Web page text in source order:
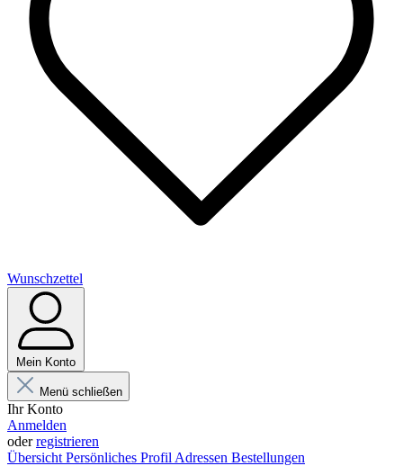
Wunschzettel
Mein Konto
Menü schließen
Ihr Konto
Anmelden
oderregistrieren
Übersicht Persönliches Profil Adressen Bestellungen